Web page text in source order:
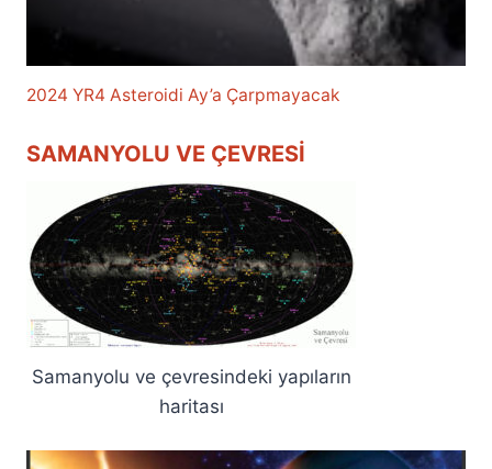
2024 YR4 Asteroidi Ay’a Çarpmayacak
SAMANYOLU VE ÇEVRESI
Samanyolu ve çevresindeki yapıların
haritası